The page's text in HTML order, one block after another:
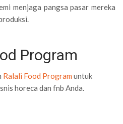
menjaga pangsa pasar mereka
Program
Ralali Food Program untuk
horeca dan fnb Anda.